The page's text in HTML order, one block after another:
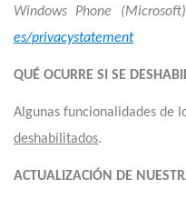
Windows Phone
es/privacystatement
QUÉ OCURRE SI SE
Algunas funcionalidades de
deshabilitados.
ACTUALIZACIÓN DE